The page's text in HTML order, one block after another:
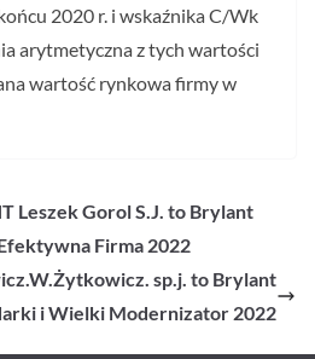
2020 r. i wskaźnika C/Wk
arytmetyczna z tych wartości
wartość rynkowa firmy w
Leszek Gorol S.J. to Brylant
Firma 2022
sp.j. to Brylant
i Wielki Modernizator 2022